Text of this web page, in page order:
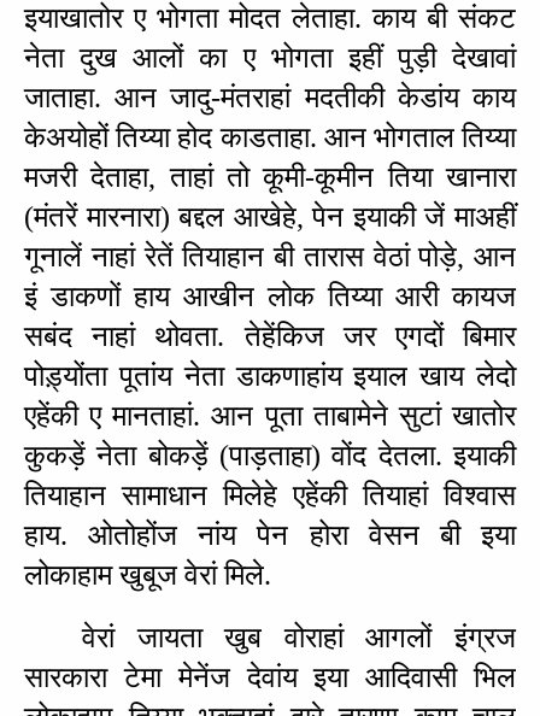
इयाखातोर ए भोगता मोदत लेताहा. काय बी संकट
नेता दुख आलों का ए भोगता इहीं पुड़ी देखावां
जाताहा. आन जादु-मंतराहां मदतीकी केडांय काय
केअयोहों तिय्या होद काडताहा. आन भोगताल तिय्या
मजरी देताहा, ताहां तो कूमी-कूमीन तिया खानारा
(मंतरें मारनारा) बद्दल आखेहे, पेन इयाकी जें माअहीं
गूनालें नाहां रेतें तियाहान बी तारास वेठां पोड़े, आन
इं डाकणों हाय आखीन लोक तिय्या आरी कायज
सबंद नाहां थोवता. तेहेंकिज जर एगदों बिमार
पोड़्योंता पूतांय नेता डाकणाहांय इयाल खाय लेदो
एहेंकी ए मानताहां. आन पूता ताबामेने सुटां खातोर
कुकड़ें नेता बोकड़ें (पाड़ताहा) वोंद देतला. इयाकी
तियाहान सामाधान मिलेहे एहेंकी तियाहां विश्‍वास
हाय. ओतोहोंज नांय पेन होरा वेसन बी इया
लोकाहाम खुबूज वेरां मिले.
वेरां जायता खुब वोराहां आगलों इंग्रज
सारकारा टेमा मेनेंज देवांय इया आदिवासी भिल